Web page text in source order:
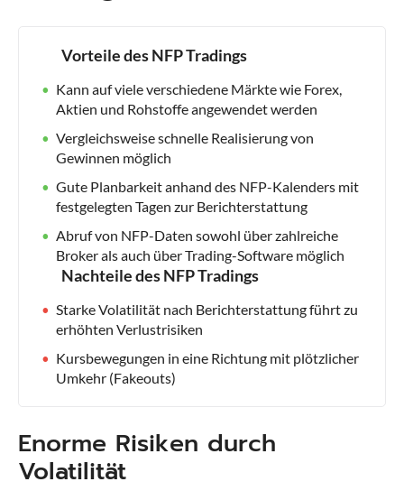
Vorteile des NFP Tradings
Kann auf viele verschiedene Märkte wie Forex,
Aktien und Rohstoffe angewendet werden
Vergleichsweise schnelle Realisierung von
Gewinnen möglich
Gute Planbarkeit anhand des NFP-Kalenders mit
festgelegten Tagen zur Berichterstattung
Abruf von NFP-Daten sowohl über zahlreiche
Broker als auch über Trading-Software möglich
Nachteile des NFP Tradings
Starke Volatilität nach Berichterstattung führt zu
erhöhten Verlustrisiken
Kursbewegungen in eine Richtung mit plötzlicher
Umkehr (Fakeouts)
Enorme Risiken durch
Volatilität